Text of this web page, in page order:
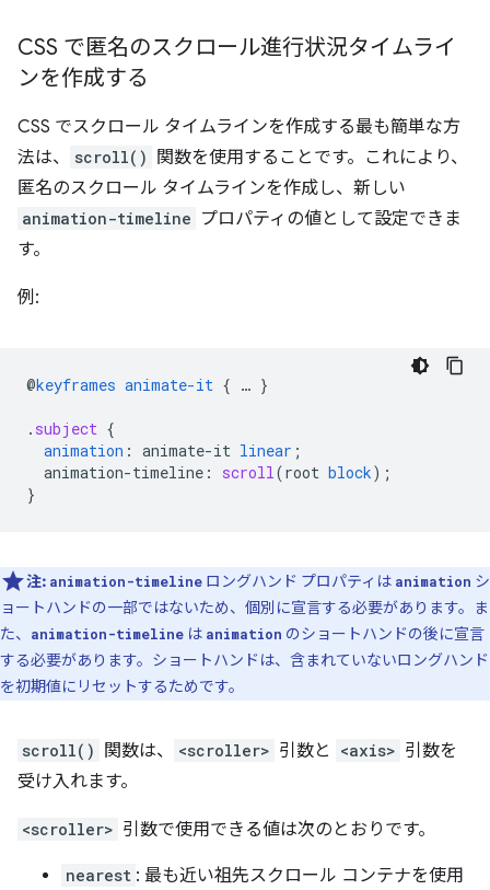
CSS で匿名のスクロール進行状況タイムライ
ンを作成する
CSS でスクロール タイムラインを作成する最も簡単な方
法は、
scroll()
関数を使用することです。これにより、
匿名のスクロール タイムラインを作成し、新しい
animation-timeline プロパティの値として設定できま
す。
例:
@keyframes animate-it { … }
. subject {
animation : animate-it linear ;
animation-timeline : scroll(root block);
}
注: animation-timeline ロングハンド プロパティは animation シ
ョートハンドの一部ではないため、個別に宣言する必要があります。ま
た、
animation-timeline は animation のショートハンドの後に宣言
する必要があります。ショートハンドは、含まれていないロングハンド
を初期値にリセットするためです。
scroll() 関数は、 <scroller> 引数と <axis> 引数を
受け入れます。
<scroller> 引数で使用できる値は次のとおりです。
nearest : 最も近い祖先スクロール コンテナを使用